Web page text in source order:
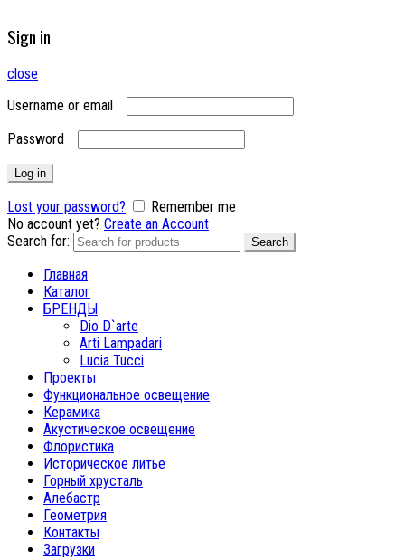
Sign in
close
Username or email
Password
Log in
Lost your password?
Remember me
No account yet? Create an Account
Search for:
Search
Главная
Каталог
БРЕНДЫ
Dio D`arte
Arti Lampadari
Lucia Tucci
Проекты
Функциональное освещение
Керамика
Акустическое освещение
Флористика
Историческое литье
Горный хрусталь
Алебастр
Геометрия
Контакты
Загрузки